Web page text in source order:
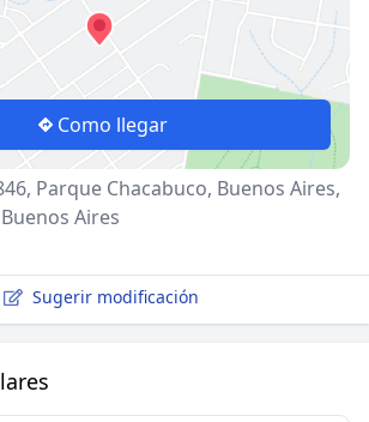
Como llegar
Parque Chacabuco, Buenos Aires,
Aires
Sugerir modificación